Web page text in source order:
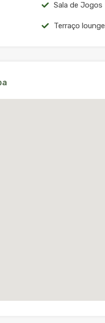
Sala de Jogos
Terraço lounge